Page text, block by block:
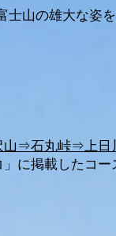
士山の雄大な姿
⇒石丸峠⇒上日
に掲載したコー